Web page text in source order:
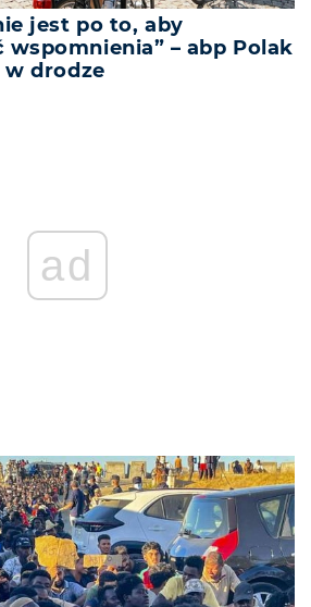
jest po to, aby
– abp Polak
drodze
ad